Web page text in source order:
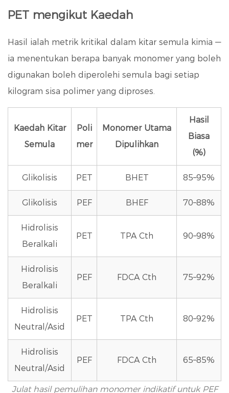
PET mengikut Kaedah
Hasil ialah metrik kritikal dalam kitar semula kimia —
ia menentukan berapa banyak monomer yang boleh
digunakan boleh diperolehi semula bagi setiap
kilogram sisa polimer yang diproses.
Kaedah Kitar
Semula
Poli
mer
Monomer Utama
Dipulihkan
Hasil
Biasa
(%)
Glikolisis PET BHET 85–95%
Glikolisis PEF BHEF 70–88%
Hidrolisis
Beralkali
PET TPA Cth 90–98%
Hidrolisis
Beralkali
PEF FDCA Cth 75–92%
Hidrolisis
Neutral/Asid
PET TPA Cth 80–92%
Hidrolisis
Neutral/Asid
PEF FDCA Cth 65–85%
Julat hasil pemulihan monomer indikatif untuk PEF